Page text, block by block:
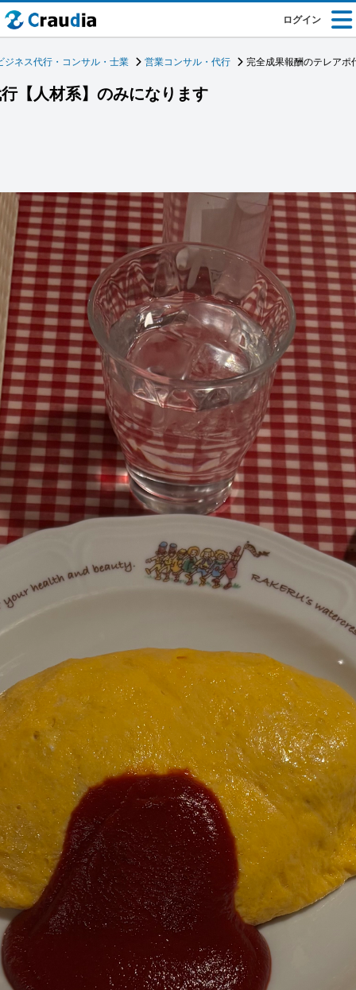
ログイン
ジネス代行・コンサル・士業 営業コンサル・代行 完全成果報酬のテレアポ
【人材系】のみになります